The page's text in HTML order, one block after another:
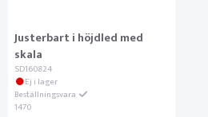
Justerbart i höjdled med
skala
SD160824
Ej i lager
Beställningsvara
1470